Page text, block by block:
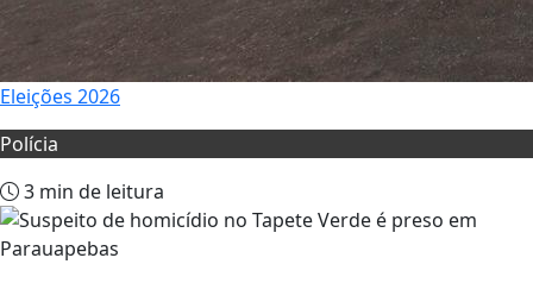
Eleições 2026
Polícia
3 min de leitura